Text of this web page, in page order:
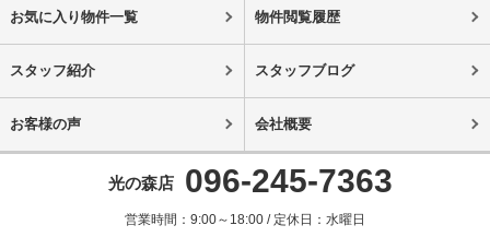
お気に入り物件一覧 物件閲覧履歴
スタッフ紹介 スタッフブログ
お客様の声 会社概要
光の森店 096-245-7363
営業時間：9:00～18:00 / 定休日：水曜日